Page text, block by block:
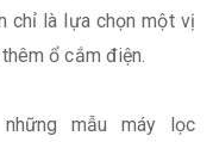
chỉ là lựa chọn một vị
ổ cắm điện.
mẫu máy lọc